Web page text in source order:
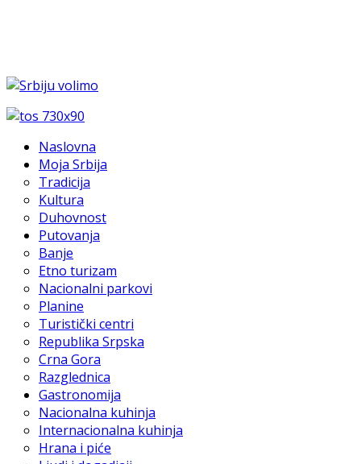
Naslovna
Moja Srbija
Tradicija
Kultura
Duhovnost
Putovanja
Banje
Etno turizam
Nacionalni parkovi
Planine
Turistički centri
Republika Srpska
Crna Gora
Razglednica
Gastronomija
Nacionalna kuhinja
Internacionalna kuhinja
Hrana i piće